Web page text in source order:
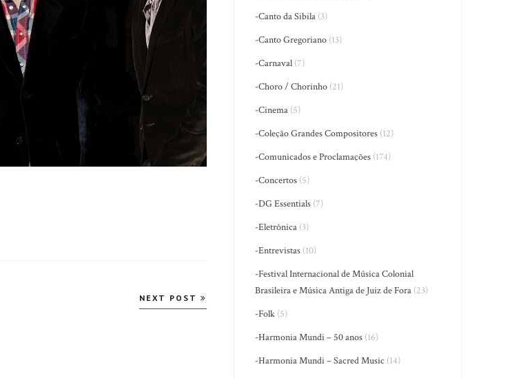
NEXT POST
-Canto da Sibila (3)
-Canto Gregoriano (13)
-Carnaval (7)
-Choro / Chorinho (21)
-Cinema (5)
-Coleção Grandes Compositores (12)
-Comunicados e Proclamações (174)
-Concertos (5)
-DG Essentials (7)
-Eletrônica (3)
-Entrevistas (10)
-Festival Internacional de Música Colonial
Brasileira e Música Antiga de Juiz de Fora (23)
-Folk (5)
-Harmonia Mundi – 50 anos (16)
-Harmonia Mundi – Sacred Music (14)